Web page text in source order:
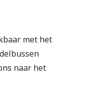
met het
naar het